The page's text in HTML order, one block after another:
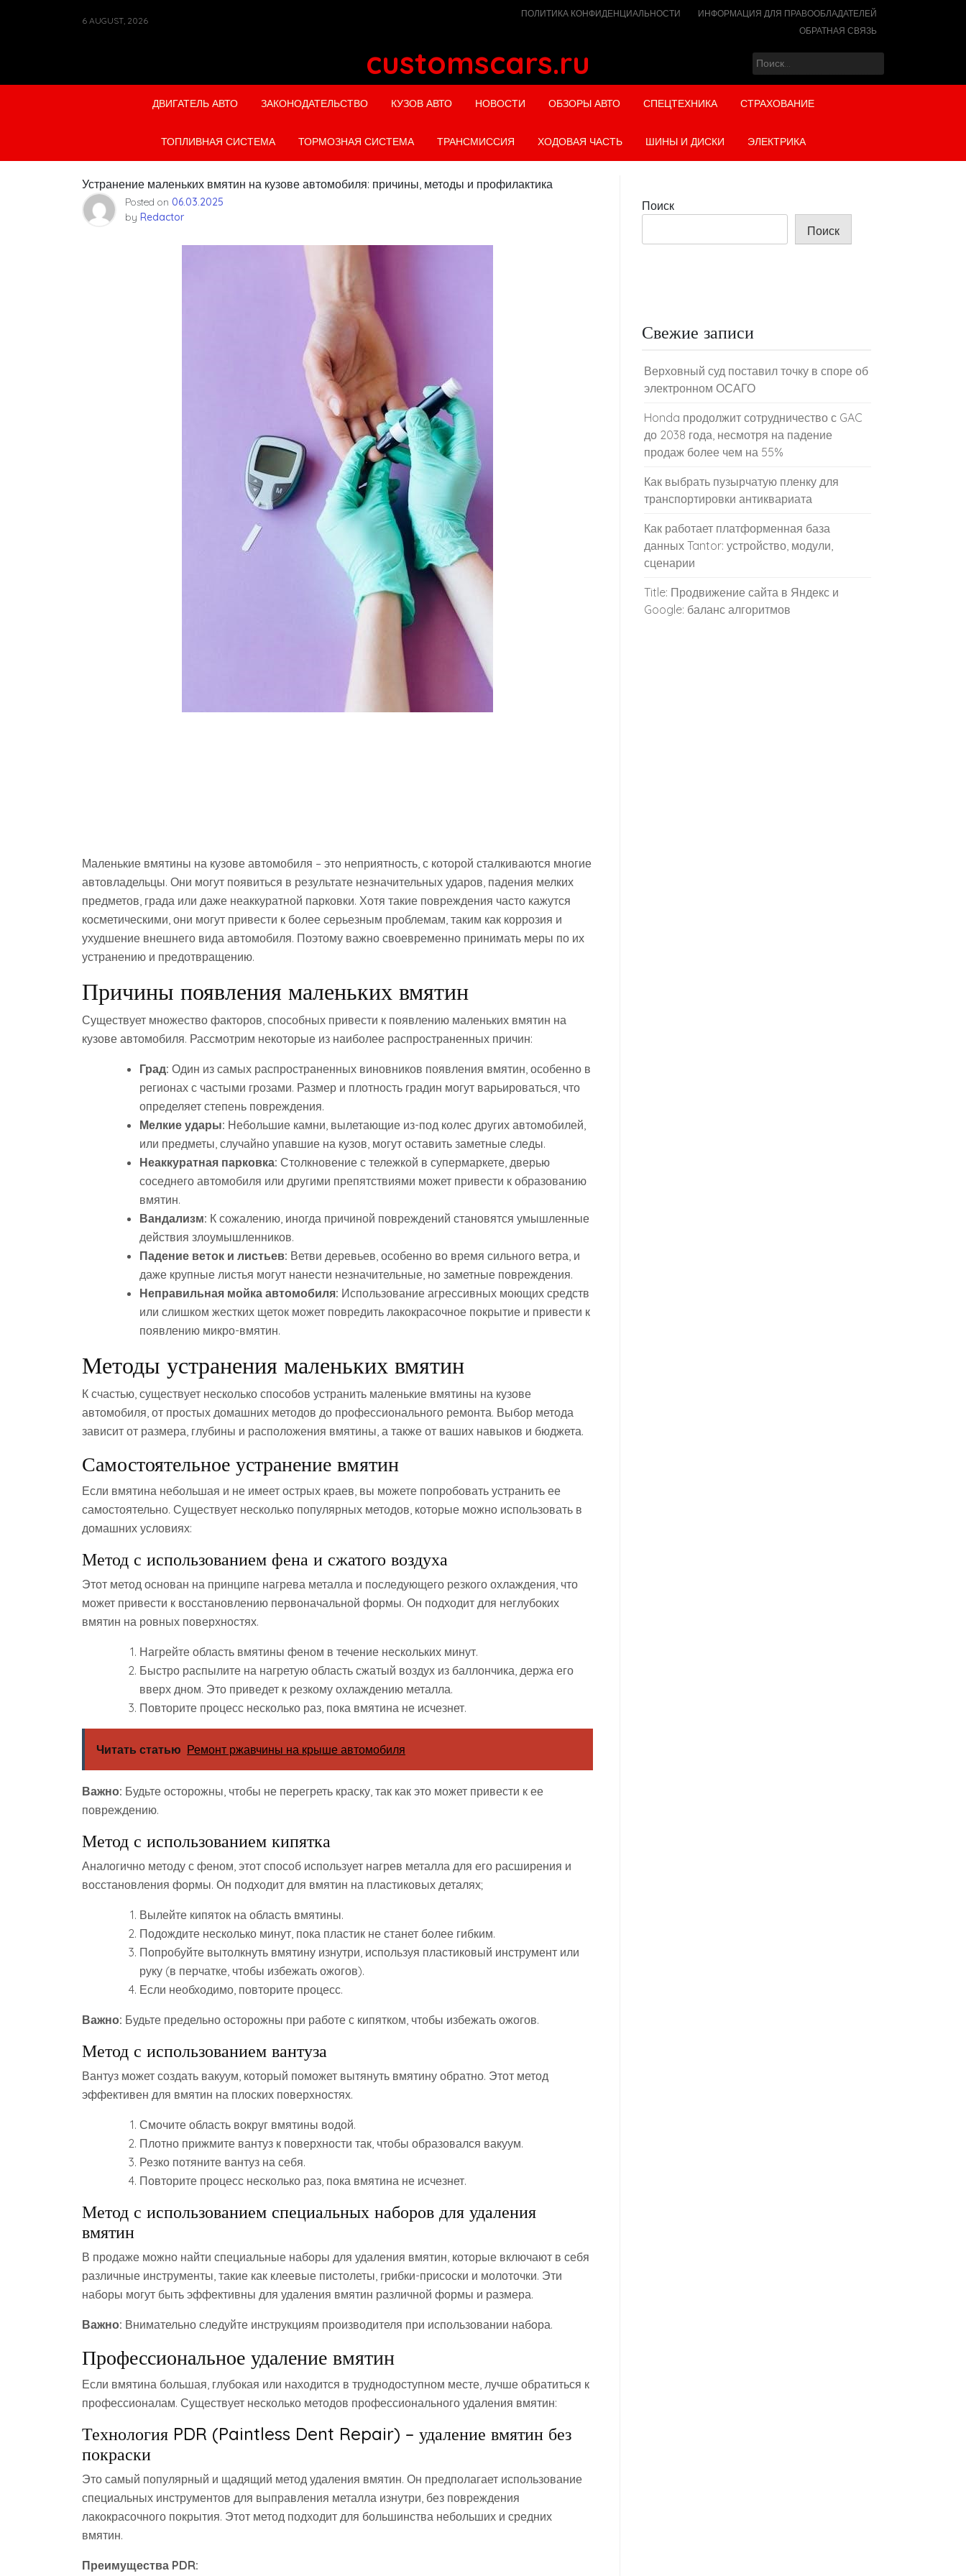
6 AUGUST, 2026
ПОЛИТИКА КОНФИДЕНЦИАЛЬНОСТИ
ИНФОРМАЦИЯ ДЛЯ ПРАВООБЛАДАТЕЛЕЙ
ОБРАТНАЯ СВЯЗЬ
customscars.ru Найти:
ДВИГАТЕЛЬ АВТО ЗАКОНОДАТЕЛЬСТВО КУЗОВ АВТО НОВОСТИ ОБЗОРЫ АВТО СПЕЦТЕХНИКА СТРАХОВАНИЕ
ТОПЛИВНАЯ СИСТЕМА ТОРМОЗНАЯ СИСТЕМА ТРАНСМИССИЯ ХОДОВАЯ ЧАСТЬ ШИНЫ И ДИСКИ ЭЛЕКТРИКА
Устранение маленьких вмятин на кузове автомобиля: причины, методы и профилактика
Posted on 06.03.2025
by Redactor
Маленькие вмятины на кузове автомобиля – это неприятность, с которой сталкиваются многие
автовладельцы. Они могут появиться в результате незначительных ударов, падения мелких
предметов, града или даже неаккуратной парковки. Хотя такие повреждения часто кажутся
косметическими, они могут привести к более серьезным проблемам, таким как коррозия и
ухудшение внешнего вида автомобиля. Поэтому важно своевременно принимать меры по их
устранению и предотвращению.
Причины появления маленьких вмятин
Существует множество факторов, способных привести к появлению маленьких вмятин на
кузове автомобиля. Рассмотрим некоторые из наиболее распространенных причин:
Град: Один из самых распространенных виновников появления вмятин, особенно в
регионах с частыми грозами. Размер и плотность градин могут варьироваться, что
определяет степень повреждения.
Мелкие удары: Небольшие камни, вылетающие из-под колес других автомобилей,
или предметы, случайно упавшие на кузов, могут оставить заметные следы.
Неаккуратная парковка: Столкновение с тележкой в супермаркете, дверью
соседнего автомобиля или другими препятствиями может привести к образованию
вмятин.
Вандализм: К сожалению, иногда причиной повреждений становятся умышленные
действия злоумышленников.
Падение веток и листьев: Ветви деревьев, особенно во время сильного ветра, и
даже крупные листья могут нанести незначительные, но заметные повреждения.
Неправильная мойка автомобиля: Использование агрессивных моющих средств
или слишком жестких щеток может повредить лакокрасочное покрытие и привести к
появлению микро-вмятин.
Методы устранения маленьких вмятин
К счастью, существует несколько способов устранить маленькие вмятины на кузове
автомобиля, от простых домашних методов до профессионального ремонта. Выбор метода
зависит от размера, глубины и расположения вмятины, а также от ваших навыков и бюджета.
Самостоятельное устранение вмятин
Если вмятина небольшая и не имеет острых краев, вы можете попробовать устранить ее
самостоятельно. Существует несколько популярных методов, которые можно использовать в
домашних условиях:
Метод с использованием фена и сжатого воздуха
Этот метод основан на принципе нагрева металла и последующего резкого охлаждения, что
может привести к восстановлению первоначальной формы. Он подходит для неглубоких
вмятин на ровных поверхностях.
Нагрейте область вмятины феном в течение нескольких минут.
Быстро распылите на нагретую область сжатый воздух из баллончика, держа его
вверх дном. Это приведет к резкому охлаждению металла.
Повторите процесс несколько раз, пока вмятина не исчезнет.
Читать статью Ремонт ржавчины на крыше автомобиля
Важно: Будьте осторожны, чтобы не перегреть краску, так как это может привести к ее
повреждению.
Метод с использованием кипятка
Аналогично методу с феном, этот способ использует нагрев металла для его расширения и
восстановления формы. Он подходит для вмятин на пластиковых деталях;
Вылейте кипяток на область вмятины.
Подождите несколько минут, пока пластик не станет более гибким.
Попробуйте вытолкнуть вмятину изнутри, используя пластиковый инструмент или
руку (в перчатке, чтобы избежать ожогов).
Если необходимо, повторите процесс.
Важно: Будьте предельно осторожны при работе с кипятком, чтобы избежать ожогов.
Метод с использованием вантуза
Вантуз может создать вакуум, который поможет вытянуть вмятину обратно. Этот метод
эффективен для вмятин на плоских поверхностях.
Смочите область вокруг вмятины водой.
Плотно прижмите вантуз к поверхности так, чтобы образовался вакуум.
Резко потяните вантуз на себя.
Повторите процесс несколько раз, пока вмятина не исчезнет.
Метод с использованием специальных наборов для удаления
вмятин
В продаже можно найти специальные наборы для удаления вмятин, которые включают в себя
различные инструменты, такие как клеевые пистолеты, грибки-присоски и молоточки. Эти
наборы могут быть эффективны для удаления вмятин различной формы и размера.
Важно: Внимательно следуйте инструкциям производителя при использовании набора.
Профессиональное удаление вмятин
Если вмятина большая, глубокая или находится в труднодоступном месте, лучше обратиться к
профессионалам. Существует несколько методов профессионального удаления вмятин:
Технология PDR (Paintless Dent Repair) – удаление вмятин без
покраски
Это самый популярный и щадящий метод удаления вмятин. Он предполагает использование
специальных инструментов для выправления металла изнутри, без повреждения
лакокрасочного покрытия. Этот метод подходит для большинства небольших и средних
вмятин.
Преимущества PDR:
Поиск
Поиск
Свежие записи
Верховный суд поставил точку в споре об
электронном ОСАГО
Honda продолжит сотрудничество с GAC
до 2038 года, несмотря на падение
продаж более чем на 55%
Как выбрать пузырчатую пленку для
транспортировки антиквариата
Как работает платформенная база
данных Tantor: устройство, модули,
сценарии
Title: Продвижение сайта в Яндекс и
Google: баланс алгоритмов